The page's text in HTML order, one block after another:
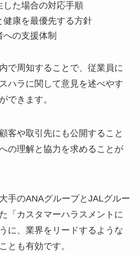
した場合の対応手順
健康を最優先する方針
の支援体制
で周知することで、従業員に
ハラに関して意見を述べやす
できます。
客や取引先にも公開すること
の理解と協力を求めることが
手のANAグループとJALグルー
「カスタマーハラスメントに
に、業界をリードするような
とも有効です。